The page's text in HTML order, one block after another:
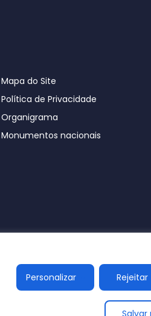
Personalizar Rejeitar
Mapa do Site
Política de Privacidade
Organigrama
Monumentos nacionais